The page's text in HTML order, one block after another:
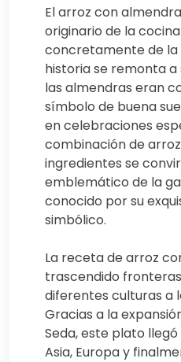
El arroz con
originario de la
concretamente de la
historia se remonta a
las almendras eran
símbolo de buena
en celebraciones
combinación de
ingredientes se
emblemático de la
conocido por su
simbólico.
La receta de arroz
trascendido
diferentes culturas a
Gracias a la
Seda, este plato
Asia, Europa y